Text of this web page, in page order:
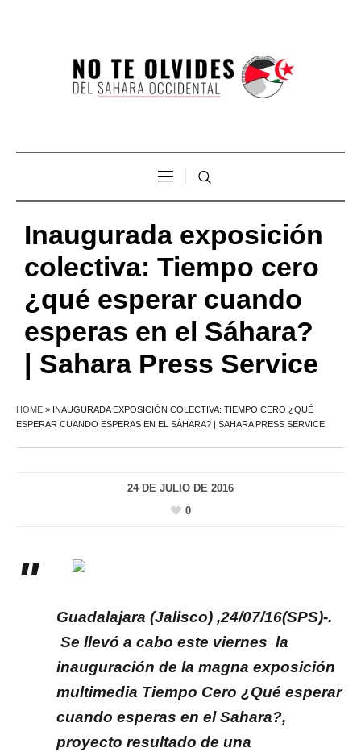
Inaugurada exposición
colectiva: Tiempo cero
¿qué esperar cuando
esperas en el Sáhara?
| Sahara Press Service
HOME » INAUGURADA EXPOSICIÓN COLECTIVA: TIEMPO CERO ¿QUÉ
ESPERAR CUANDO ESPERAS EN EL SÁHARA? | SAHARA PRESS SERVICE
24 DE JULIO DE 2016
0
Guadalajara (Jalisco) ,24/07/16(SPS)-.
Se llevó a cabo este viernes la
inauguración de la magna exposición
multimedia Tiempo Cero ¿Qué esperar
cuando esperas en el Sahara?,
proyecto resultado de una